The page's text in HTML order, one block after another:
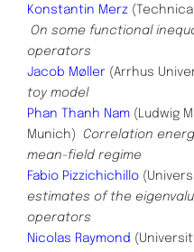
Konstantin Merz
On some functional
operators
Jacob Møller (Arrhus
toy model
Phan Thanh Nam (Ludwig
Munich) Correlation
mean-field regime
Fabio Pizzichichillo
estimates of the
operators
Nicolas Raymond